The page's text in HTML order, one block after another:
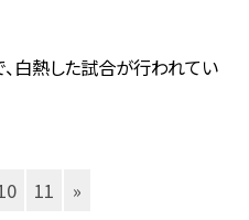
白熱した試合が行われてい
11 »